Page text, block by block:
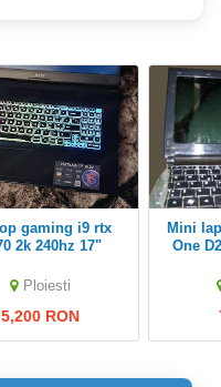
4070 2k 240hz 17"
Ploiesti
5,200 RON
Mini laptop Acer Aspire
One